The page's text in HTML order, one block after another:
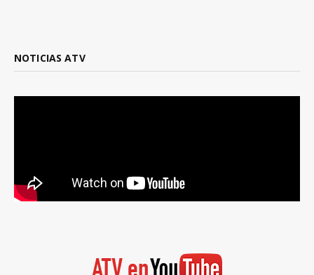
NOTICIAS ATV